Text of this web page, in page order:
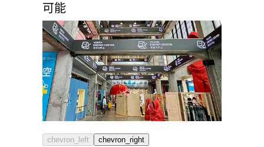
可能
chevron_left chevron_right